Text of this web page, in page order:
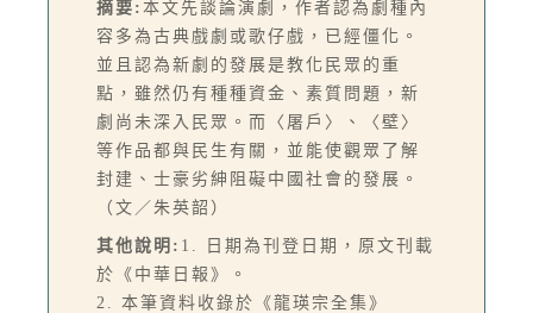
摘要: 本文先談論演劇，作者認為劇種內
容多為古典戲劇或歌仔戲，已經僵化。
並且認為新劇的發展是教化民眾的重
點，雖然仍有種種資金、素質問題，新
劇尚未深入民眾。而〈屠戶〉、〈壁〉
等作品都與民生有關，並能使觀眾了解
封建、士豪劣紳阻礙中國社會的發展。
（文／朱英韶）
其他說明: 1. 日期為刊登日期，原文刊載
於《中華日報》。
2. 本筆資料收錄於《龍瑛宗全集》